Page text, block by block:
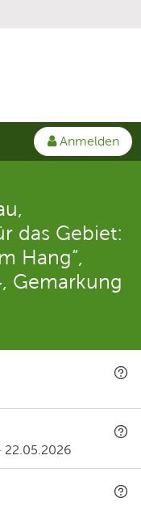
Anmelden
das Gebiet:
Hang“,
Gemarkung
22.05.2026